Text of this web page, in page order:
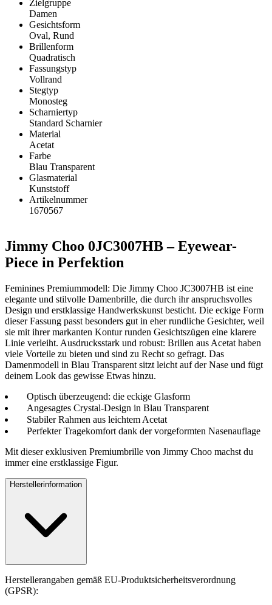
Zielgruppe
Damen
Gesichtsform
Oval, Rund
Brillenform
Quadratisch
Fassungstyp
Vollrand
Stegtyp
Monosteg
Scharniertyp
Standard Scharnier
Material
Acetat
Farbe
Blau Transparent
Glasmaterial
Kunststoff
Artikelnummer
1670567
Jimmy Choo 0JC3007HB – Eyewear-
Piece in Perfektion
Feminines Premiummodell: Die Jimmy Choo JC3007HB ist eine
elegante und stilvolle Damenbrille, die durch ihr anspruchsvolles
Design und erstklassige Handwerkskunst besticht. Die eckige Form
dieser Fassung passt besonders gut in eher rundliche Gesichter, weil
sie mit ihrer markanten Kontur runden Gesichtszügen eine klarere
Linie verleiht. Ausdrucksstark und robust: Brillen aus Acetat haben
viele Vorteile zu bieten und sind zu Recht so gefragt. Das
Damenmodell in Blau Transparent sitzt leicht auf der Nase und fügt
deinem Look das gewisse Etwas hinzu.
Optisch überzeugend: die eckige Glasform
Angesagtes Crystal-Design in Blau Transparent
Stabiler Rahmen aus leichtem Acetat
Perfekter Tragekomfort dank der vorgeformten Nasenauflage
Mit dieser exklusiven Premiumbrille von Jimmy Choo machst du
immer eine erstklassige Figur.
Herstellerinformation
Herstellerangaben gemäß EU-Produktsicherheitsverordnung
(GPSR):